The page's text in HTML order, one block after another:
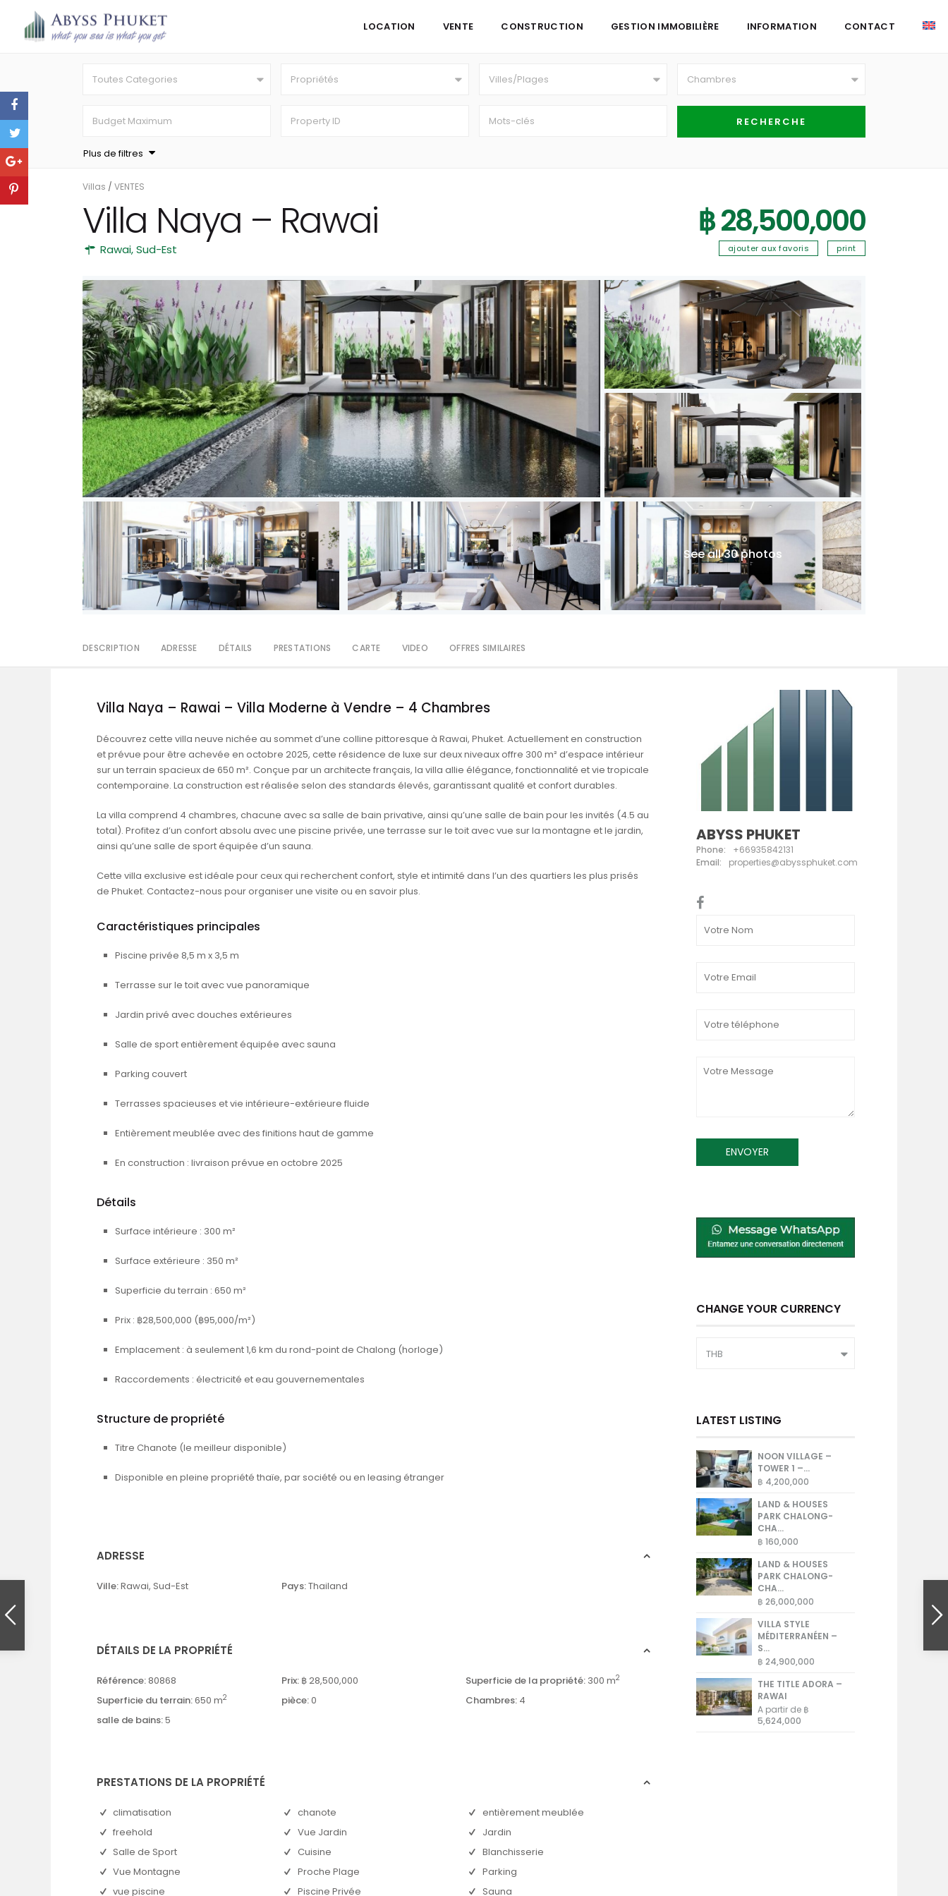
LOCATION VENTE CONSTRUCTION GESTION IMMOBILIÈRE INFORMATION CONTACT
Toutes Categories Propriétés Villes/Plages Chambres
Plus de filtres
Villas / VENTES
Villa Naya – Rawai ฿ 28,500,000
Rawai,Sud-Est ajouter aux favoris print
See all 30 photos
DESCRIPTION ADRESSE DÉTAILS PRESTATIONS CARTE VIDEO OFFRES SIMILAIRES
Villa Naya – Rawai – Villa Moderne à Vendre – 4 Chambres
Découvrez cette villa neuve nichée au sommet d’une colline pittoresque à Rawai, Phuket. Actuellement en construction
et prévue pour être achevée en octobre 2025, cette résidence de luxe sur deux niveaux offre 300 m² d’espace intérieur
sur un terrain spacieux de 650 m². Conçue par un architecte français, la villa allie élégance, fonctionnalité et vie tropicale
contemporaine. La construction est réalisée selon des standards élevés, garantissant qualité et confort durables.
La villa comprend 4 chambres, chacune avec sa salle de bain privative, ainsi qu’une salle de bain pour les invités (4.5 au
total). Profitez d’un confort absolu avec une piscine privée, une terrasse sur le toit avec vue sur la montagne et le jardin,
ainsi qu’une salle de sport équipée d’un sauna.
Cette villa exclusive est idéale pour ceux qui recherchent confort, style et intimité dans l’un des quartiers les plus prisés
de Phuket. Contactez-nous pour organiser une visite ou en savoir plus.
Caractéristiques principales
Piscine privée 8,5 m x 3,5 m
Terrasse sur le toit avec vue panoramique
Jardin privé avec douches extérieures
Salle de sport entièrement équipée avec sauna
Parking couvert
Terrasses spacieuses et vie intérieure-extérieure fluide
Entièrement meublée avec des finitions haut de gamme
En construction : livraison prévue en octobre 2025
Détails
Surface intérieure : 300 m²
Surface extérieure : 350 m²
Superficie du terrain : 650 m²
Prix : ฿28,500,000 (฿95,000/m²)
Emplacement : à seulement 1,6 km du rond-point de Chalong (horloge)
Raccordements : électricité et eau gouvernementales
Structure de propriété
Titre Chanote (le meilleur disponible)
Disponible en pleine propriété thaïe, par société ou en leasing étranger
ADRESSE
Ville:Rawai, Sud-Est Pays:Thailand
DÉTAILS DE LA PROPRIÉTÉ
Référence:80868 Prix: ฿ 28,500,000 Superficie de la propriété: 300 m2
Superficie du terrain:650 m2 pièce:0 Chambres: 4
salle de bains:5
PRESTATIONS DE LA PROPRIÉTÉ
climatisation chanote
entièrement meublée
freehold
Vue Jardin
Jardin
Salle de Sport
Cuisine
Blanchisserie
Vue Montagne
Proche Plage
Parking
vue piscine
Piscine Privée
Sauna
ABYSS PHUKET
Phone:
+66935842131
Email:
properties@abyssphuket.com
CHANGE YOUR CURRENCY
THB
LATEST LISTING
NOON VILLAGE –
TOWER 1 –...
฿ 4,200,000
LAND & HOUSES
PARK CHALONG-
CHA...
฿ 160,000
LAND & HOUSES
PARK CHALONG-
CHA...
฿ 26,000,000
VILLA STYLE
MÉDITERRANÉEN –
S...
฿ 24,900,000
THE TITLE ADORA –
RAWAI
A partir de฿
5,624,000